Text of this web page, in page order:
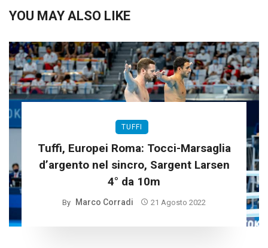
YOU MAY ALSO LIKE
TUFFI
Tuffi, Europei Roma: Tocci-Marsaglia
d’argento nel sincro, Sargent Larsen
4° da 10m
By Marco Corradi 21 Agosto 2022